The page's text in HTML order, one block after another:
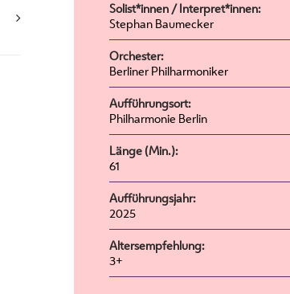
Solist*innen / Interpret*innen:
Stephan Baumecker
Orchester:
Berliner Philharmoniker
Aufführungsort:
Philharmonie Berlin
Länge (Min.):
61
Aufführungsjahr:
2025
Altersempfehlung:
3+